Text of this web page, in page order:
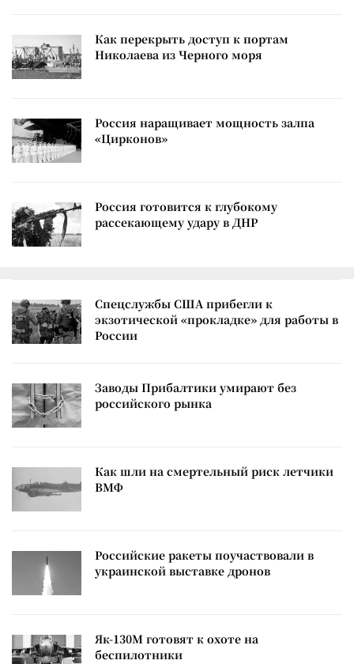
Как перекрыть доступ к портам
Николаева из Черного моря
Россия наращивает мощность залпа
«Цирконов»
Россия готовится к глубокому
рассекающему удару в ДНР
Спецслужбы США прибегли к
экзотической «прокладке» для работы в
России
Заводы Прибалтики умирают без
российского рынка
Как шли на смертельный риск летчики
ВМФ
Российские ракеты поучаствовали в
украинской выставке дронов
Як-130М готовят к охоте на
беспилотники